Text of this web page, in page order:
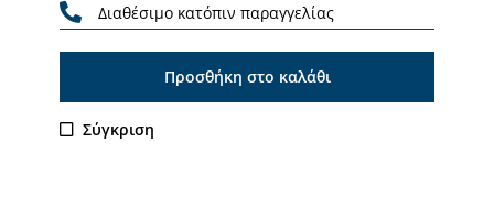
Διαθέσιμο κατόπιν παραγγελίας
Προσθήκη στο καλάθι
Σύγκριση